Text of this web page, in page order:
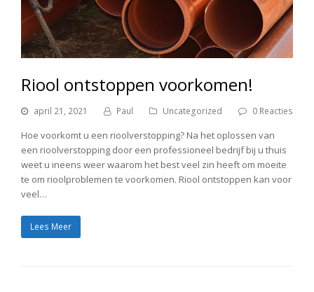
Riool ontstoppen voorkomen!
april 21, 2021 Paul Uncategorized 0 Reacties
Hoe voorkomt u een rioolverstopping? Na het oplossen van
een rioolverstopping door een professioneel bedrijf bij u thuis
weet u ineens weer waarom het best veel zin heeft om moeite
te om rioolproblemen te voorkomen. Riool ontstoppen kan voor
veel…
Lees Meer